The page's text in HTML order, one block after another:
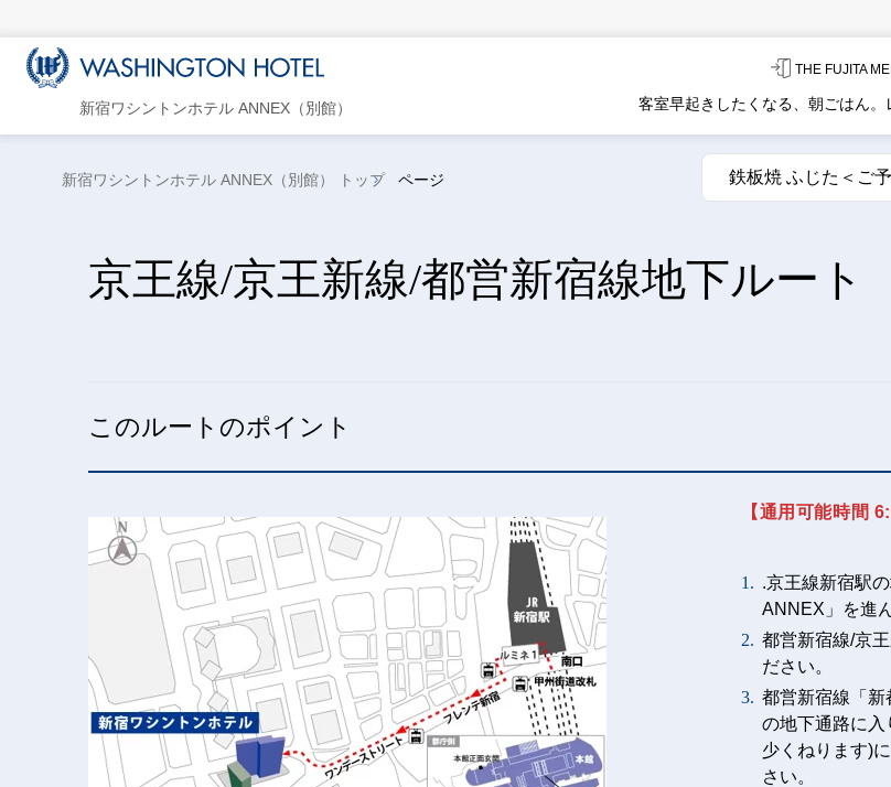
THE FUJITA
新宿ワシントンホテル ANNEX（別館） 客室早起きしたくなる、朝ごはん。
鉄板焼 ふじた＜ご
新宿ワシントンホテル ANNEX（別館） トップ ページ
京王線/京王新線/都営新宿線地下ルート
このルートのポイント
【通用可能時間
.京王線新宿駅
ANNEX」を進
都営新宿線/京
ださい。
都営新宿線「
の地下通路に入
少くねります)
さい。